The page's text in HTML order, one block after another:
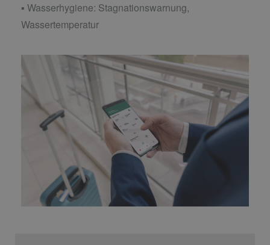
▪ Wasserhygiene: Stagnationswarnung,
Wassertemperatur